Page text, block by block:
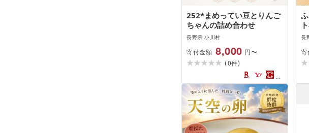
252*まめってい豆とりんご
ちゃんの詰め合わせ
長野県 小川村
寄付金額 8,000 円〜
(0件)
(
長
寄